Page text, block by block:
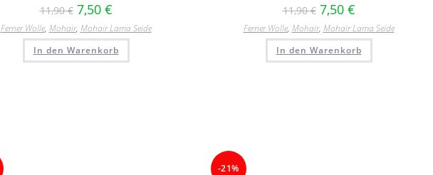
11,90€ 7,50 €
Ferner Wolle, Mohair, Mohair Lama Seide
In den Warenkorb
11,90€ 7,50 €
Ferner Wolle, Mohair, Mohair Lama Seide
In den Warenkorb
-21%